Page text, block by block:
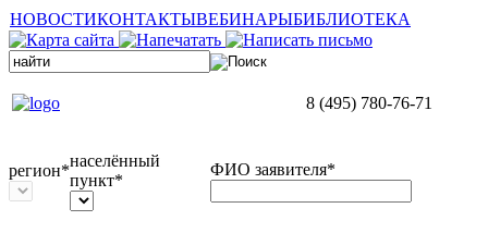
НОВОСТИКОНТАКТЫВЕБИНАРЫБИБЛИОТЕКА
8 (495) 780-76-71
регион*
населённый
пункт*
ФИО заявителя*